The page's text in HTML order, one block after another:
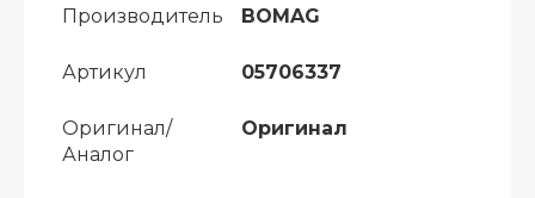
Производитель BOMAG
Артикул 05706337
Оригинал/
Аналог
Оригинал